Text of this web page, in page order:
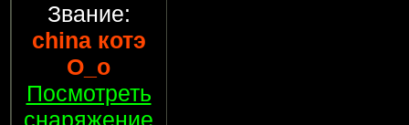
Звание:
china котэ
О_о
Посмотреть
снаряжение